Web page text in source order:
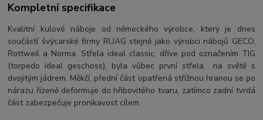
Kompletní specifikace
Kvalitní kulové náboje od německého výrobce, který je dnes
součástí švýcarské firmy RUAG stejně jako výrobci nábojů GECO,
Rottweil a Norma. Střela ideal classic, dříve pod označením TIG
(torpedo ideal geschoss), byla vůbec první střela na světě s
dvojitým jádrem. Měkčí, přední část opatřená střížnou hranou se po
nárazu řízeně deformuje do hřibovitého tvaru, zatímco zadní tvrdá
část zabezpečuje pronikavost cílem.